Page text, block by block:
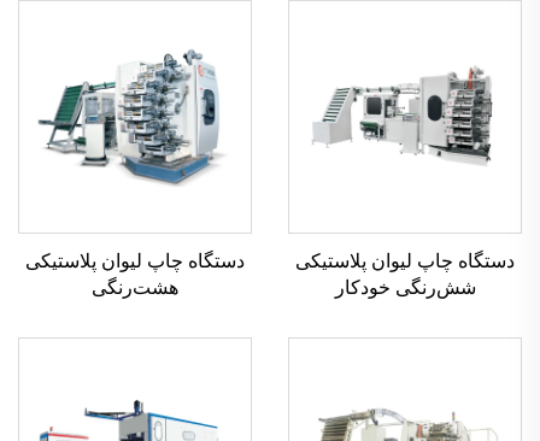
دستگاه چاپ لیوان پلاستیکی
شش‌رنگی خودکار
دستگاه چاپ لیوان پلاستیکی
هشت‌رنگی